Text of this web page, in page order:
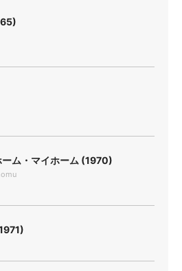
ム・マイホーム (1970)